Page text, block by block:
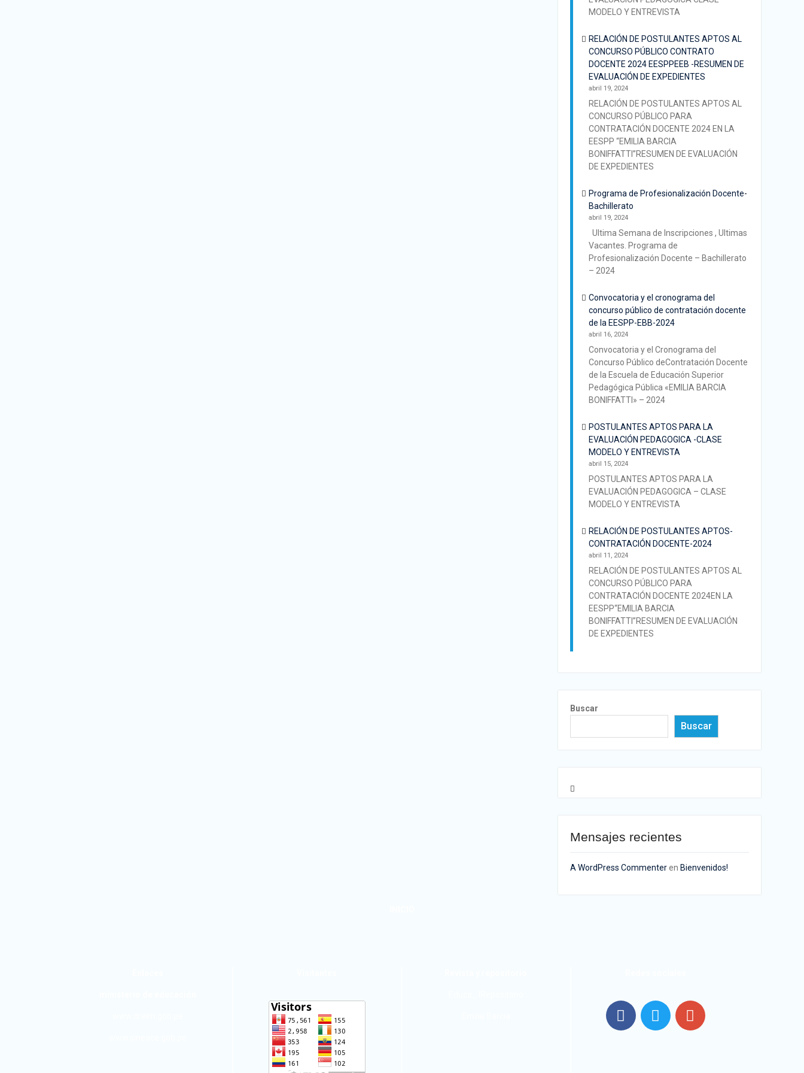
MODELO Y ENTREVISTA
RELACIÓN DE POSTULANTES APTOS AL
CONCURSO PÚBLICO CONTRATO
DOCENTE 2024 EESPPEEB -RESUMEN DE
EVALUACIÓN DE EXPEDIENTES
abril 19, 2024
RELACIÓN DE POSTULANTES APTOS AL
CONCURSO PÚBLICO PARA
CONTRATACIÓN DOCENTE 2024 EN LA
EESPP “EMILIA BARCIA
BONIFFATTI”RESUMEN DE EVALUACIÓN
DE EXPEDIENTES
Programa de Profesionalización Docente-
Bachillerato
abril 19, 2024
Ultima Semana de Inscripciones , Ultimas
Vacantes. Programa de
Profesionalización Docente – Bachillerato
– 2024
Convocatoria y el cronograma del
concurso público de contratación docente
de la EESPP-EBB-2024
abril 16, 2024
Convocatoria y el Cronograma del
Concurso Público deContratación Docente
de la Escuela de Educación Superior
Pedagógica Pública «EMILIA BARCIA
BONIFFATTI» – 2024
POSTULANTES APTOS PARA LA
EVALUACIÓN PEDAGOGICA -CLASE
MODELO Y ENTREVISTA
abril 15, 2024
POSTULANTES APTOS PARA LA
EVALUACIÓN PEDAGOGICA – CLASE
MODELO Y ENTREVISTA
RELACIÓN DE POSTULANTES APTOS-
CONTRATACIÓN DOCENTE-2024
abril 11, 2024
RELACIÓN DE POSTULANTES APTOS AL
CONCURSO PÚBLICO PARA
CONTRATACIÓN DOCENTE 2024EN LA
EESPP“EMILIA BARCIA
BONIFFATTI”RESUMEN DE EVALUACIÓN
DE EXPEDIENTES
Buscar
Buscar
Mensajes recientes
A WordPress Commenteren Bienvenidos!